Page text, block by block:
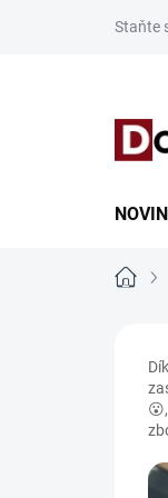
Staňte
Domů